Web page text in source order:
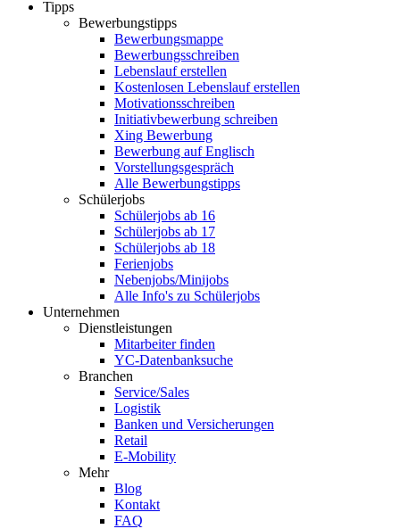
Tipps
Bewerbungstipps
Bewerbungsmappe
Bewerbungsschreiben
Lebenslauf erstellen
Kostenlosen Lebenslauf erstellen
Motivationsschreiben
Initiativbewerbung schreiben
Xing Bewerbung
Bewerbung auf Englisch
Vorstellungsgespräch
Alle Bewerbungstipps
Schülerjobs
Schülerjobs ab 16
Schülerjobs ab 17
Schülerjobs ab 18
Ferienjobs
Nebenjobs/Minijobs
Alle Info's zu Schülerjobs
Unternehmen
Dienstleistungen
Mitarbeiter finden
YC-Datenbanksuche
Branchen
Service/Sales
Logistik
Banken und Versicherungen
Retail
E-Mobility
Mehr
Blog
Kontakt
FAQ